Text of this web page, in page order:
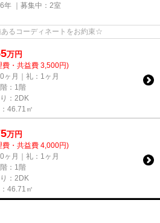
年 ｜募集中： 2室
るコーディネートをお約束☆
万円
費・共益費 3,500円)
ヶ月｜礼：1ヶ月
：1階
：2DK
46.71㎡
万円
費・共益費 4,000円)
ヶ月｜礼：1ヶ月
：1階
：2DK
46.71㎡